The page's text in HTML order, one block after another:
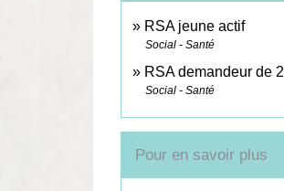
RSA jeune actif
Social - Santé
RSA demandeur de
Social - Santé
Pour en savoir plus